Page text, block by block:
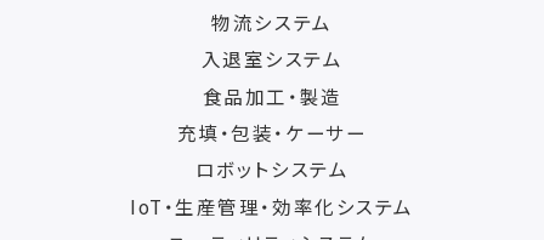
物流システム
入退室システム
食品加工・製造
充填・包装・ケーサー
ロボットシステム
IoT・生産管理・効率化システム